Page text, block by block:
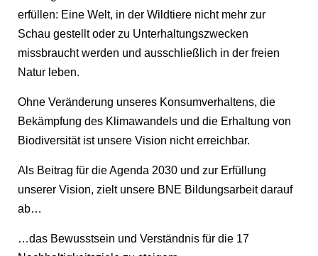
erfüllen: Eine Welt, in der Wildtiere nicht mehr zur
Schau gestellt oder zu Unterhaltungszwecken
missbraucht werden und ausschließlich in der freien
Natur leben.
Ohne Veränderung unseres Konsumverhaltens, die
Bekämpfung des Klimawandels und die Erhaltung von
Biodiversität ist unsere Vision nicht erreichbar.
Als Beitrag für die Agenda 2030 und zur Erfüllung
unserer Vision, zielt unsere BNE Bildungsarbeit darauf
ab…
…das Bewusstsein und Verständnis für die 17